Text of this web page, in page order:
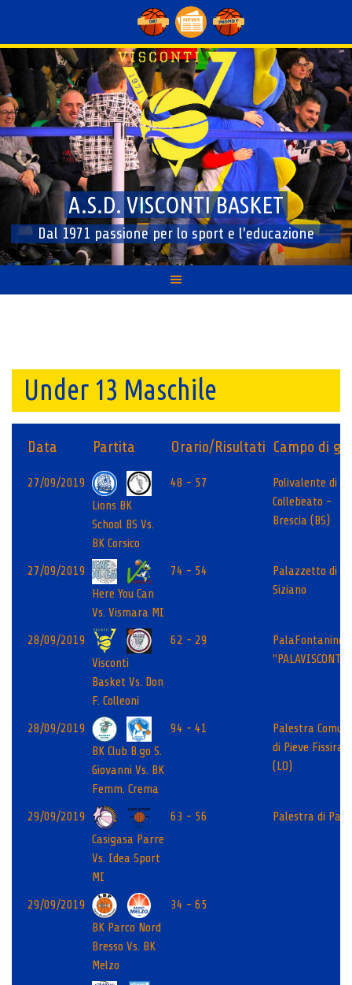
content
A.S.D. VISCONTI BASKET
Dal 1971 passione per lo sport e l'educazione
Under 13 Maschile
Data Partita Orario/Risultati Campo di
27/09/2019
Lions BK
School BS Vs.
BK Corsico
48 - 57
Polivalente di
Collebeato -
Brescia (BS)
27/09/2019
Here You Can
Vs. Vismara MI
74 - 54
Palazzetto di
Siziano
28/09/2019
Visconti
Basket Vs. Don
F. Colleoni
62 - 29
PalaFontanine
"PALAVISCONTI"
28/09/2019
BK Club B.go S.
Giovanni Vs. BK
Femm. Crema
94 - 41
Palestra
di Pieve
(LO)
29/09/2019
Casigasa Parre
Vs. Idea Sport
MI
63 - 56 Palestra di
29/09/2019
BK Parco Nord
Bresso Vs. BK
Melzo
34 - 65